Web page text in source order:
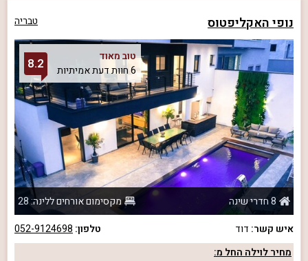
נופי האקליפטוס טבריה
טוב מאוד
6 חוות דעת אמיתיות
8.2
8 חדרי שינה
מקסימום אורחים ללינה: 28
איש קשר: דוד טלפון: 052-9124698
מחיר לוילה החל מ: